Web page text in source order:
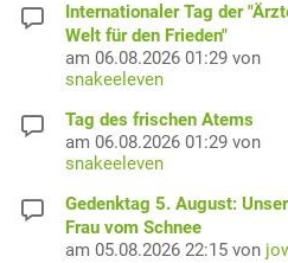
Internationaler Tag der
Welt für den Frieden"
am 06.08.2026 01:29 von
snakeeleven
Tag des frischen Atems
am 06.08.2026 01:29 von
snakeeleven
Gedenktag 5. August:
Frau vom Schnee
am 05.08.2026 22:15 von